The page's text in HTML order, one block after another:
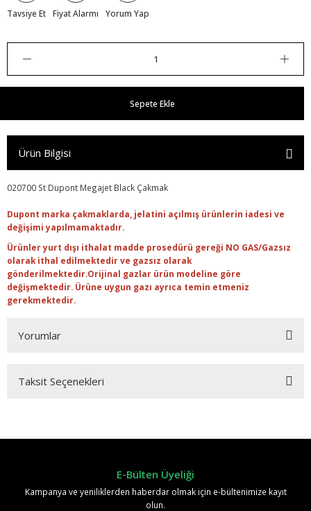
Tavsiye Et Fiyat Alarmı Yorum Yap
Sepete Ekle
Ürün Bilgisi
020700 St Dupont Megajet Black Çakmak
Dupont marka çakmaklarda, jelatini açılmış ürünlerin iadesi ve
değişimi yapılmamaktadır.
Ürünler yurt dışı ithalat madde prosedürü gereği NO GAS/Gazsız
olarak ithal edilmektedir ve gazsız olarak
gönderilmektedir.Orijinal gazlar ürün modeline göre
değişmektedir. Ürüne uygun gazı ayrıca temin etmeniz
gerekmektedir.
Yorumlar
Taksit Seçenekleri
E-Bülten Üyeliği
Kampanya ve yeniliklerden haberdar olmak için e-bültenimize kayıt
olun.